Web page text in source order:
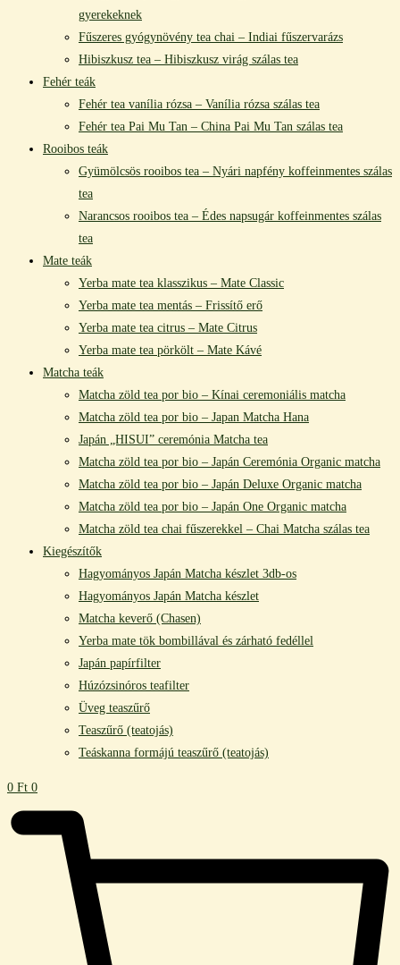
gyerekeknek
Fűszeres gyógynövény tea chai – Indiai fűszervarázs
Hibiszkusz tea – Hibiszkusz virág szálas tea
Fehér teák
Fehér tea vanília rózsa – Vanília rózsa szálas tea
Fehér tea Pai Mu Tan – China Pai Mu Tan szálas tea
Rooibos teák
Gyümölcsös rooibos tea – Nyári napfény koffeinmentes szálas
tea
Narancsos rooibos tea – Édes napsugár koffeinmentes szálas
tea
Mate teák
Yerba mate tea klasszikus – Mate Classic
Yerba mate tea mentás – Frissítő erő
Yerba mate tea citrus – Mate Citrus
Yerba mate tea pörkölt – Mate Kávé
Matcha teák
Matcha zöld tea por bio – Kínai ceremoniális matcha
Matcha zöld tea por bio – Japan Matcha Hana
Japán „HISUI” ceremónia Matcha tea
Matcha zöld tea por bio – Japán Ceremónia Organic matcha
Matcha zöld tea por bio – Japán Deluxe Organic matcha
Matcha zöld tea por bio – Japán One Organic matcha
Matcha zöld tea chai fűszerekkel – Chai Matcha szálas tea
Kiegészítők
Hagyományos Japán Matcha készlet 3db-os
Hagyományos Japán Matcha készlet
Matcha keverő (Chasen)
Yerba mate tök bombillával és zárható fedéllel
Japán papírfilter
Húzózsinóros teafilter
Üveg teaszűrő
Teaszűrő (teatojás)
Teáskanna formájú teaszűrő (teatojás)
0 Ft 0